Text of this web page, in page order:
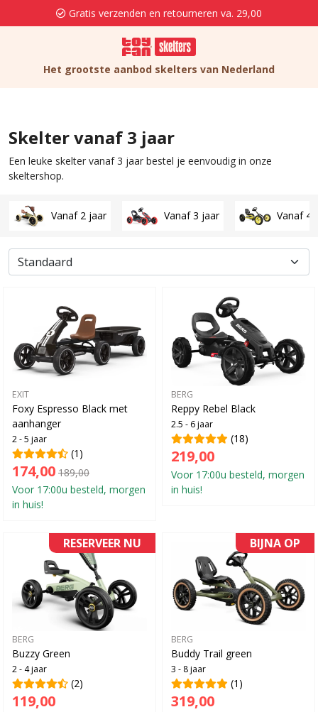
Gratis verzenden en retourneren va. 29,00
Het grootste aanbod skelters van Nederland
Skelter vanaf 3 jaar
Een leuke skelter vanaf 3 jaar bestel je eenvoudig in onze
skeltershop.
Vanaf 2 jaar Vanaf 3 jaar Vanaf 4
EXIT
Foxy Espresso Black met
aanhanger
2 - 5 jaar
(1)
174,00 189,00
Voor 17:00u besteld, morgen
in huis!
BERG
Reppy Rebel Black
2.5 - 6 jaar
(18)
219,00
Voor 17:00u besteld, morgen
in huis!
RESERVEER NU
BERG
Buzzy Green
2 - 4 jaar
(2)
119,00
BIJNA OP
BERG
Buddy Trail green
3 - 8 jaar
(1)
319,00